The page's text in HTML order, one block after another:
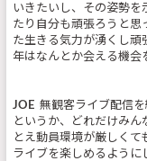
いきたいし、その姿勢
たり自分も頑張ろうと思
た生きる気力が湧くし頑
年はなんとか会える機会
JOE 無観客ライブ配信
というか、どれだけみ
とえ動員環境が厳しく
ライブを楽しめるように